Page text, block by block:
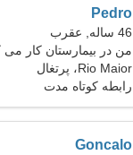
Pedro
46 ساله, عقرب
من در بیمارستان کار می
دارم
Rio Maior، پرتغال
رابطه کوتاه مدت
Goncalo